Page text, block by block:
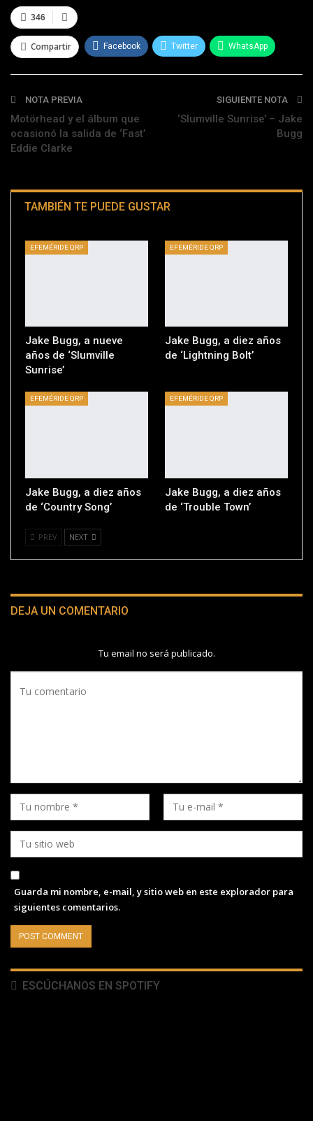
346
Compartir Facebook Twitter WhatsApp
Telegram
NOTA PREVIA
Motörhead y el álbum que
ocasionó la salida de ‘Fast’
Eddie Clarke
SIGUIENTE NOTA
‘Slumville Sunrise’ – Jake
Bugg
TAMBIÉN TE PUEDE GUSTAR
EFEMÉRIDE QRP
Jake Bugg, a nueve
años de ‘Slumville
Sunrise’
EFEMÉRIDE QRP
Jake Bugg, a diez años
de ‘Lightning Bolt’
EFEMÉRIDE QRP
Jake Bugg, a diez años
de ‘Country Song’
EFEMÉRIDE QRP
Jake Bugg, a diez años
de ‘Trouble Town’
PREV NEXT
DEJA UN COMENTARIO
Tu email no será publicado.
Guarda mi nombre, e-mail, y sitio web en este explorador para
siguientes comentarios.
ESCÚCHANOS EN SPOTIFY